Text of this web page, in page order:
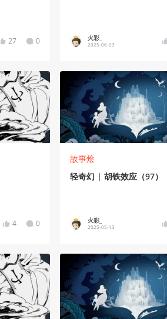
27 0 火彩_
2025-06-03
4 0
故事烩
轻奇幻 | 胡铁效应（97）
火彩_
2025-05-13